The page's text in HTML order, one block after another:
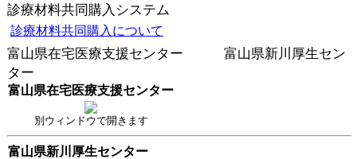
診療材料共同購入システム
診療材料共同購入について
富山県在宅医療支援センター 富山県新川厚生セン
ター
富山県在宅医療支援センター
別ウィンドウで開きます
富山県新川厚生センター